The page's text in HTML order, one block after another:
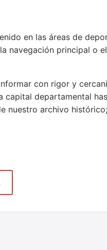
en las áreas de
navegación principal o
con rigor y
capital departamental
nuestro archivo